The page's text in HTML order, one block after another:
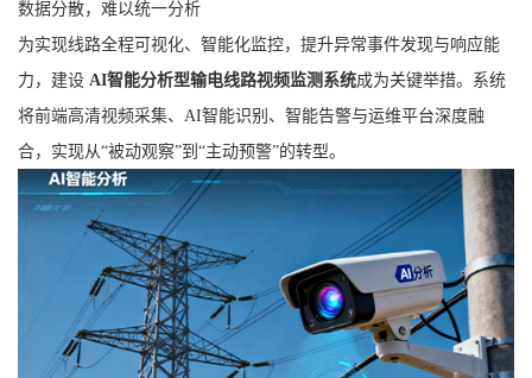
数据分散，难以统一分析
为实现线路全程可视化、智能化监控，提升异常事件发现与响应能
力，建设 AI智能分析型输电线路视频监测系统成为关键举措。系统
将前端高清视频采集、AI智能识别、智能告警与运维平台深度融
合，实现从“被动观察”到“主动预警”的转型。